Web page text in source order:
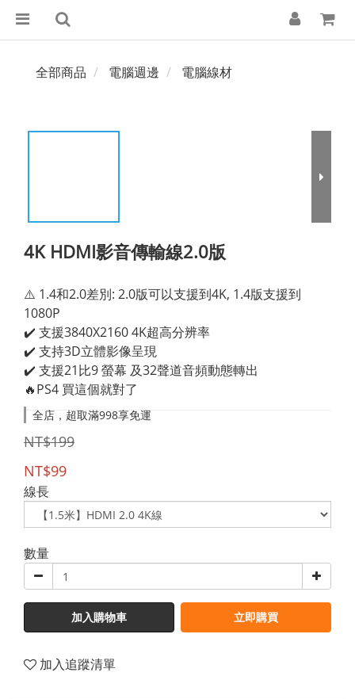
全部商品 電腦週邊 電腦線材
4K HDMI影音傳輸線2.0版
⚠️ 1.4和2.0差別: 2.0版可以支援到4K, 1.4版支援到
1080P
✔️ 支援3840X2160 4K超高分辨率
✔️ 支持3D立體影像呈現
✔️ 支援21比9 螢幕 及32聲道音頻動態轉出
🔥PS4 買這個就對了
全店，超取滿998享免運
NT$199
NT$99
線長
數量
加入購物車 立即購買
加入追蹤清單